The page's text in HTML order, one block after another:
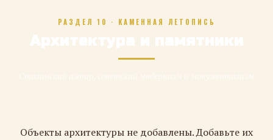
РАЗДЕЛ 10 · КАМЕННАЯ ЛЕТОПИСЬ
Архитектура и памятники
Объекты архитектуры не добавлены. Добавьте их